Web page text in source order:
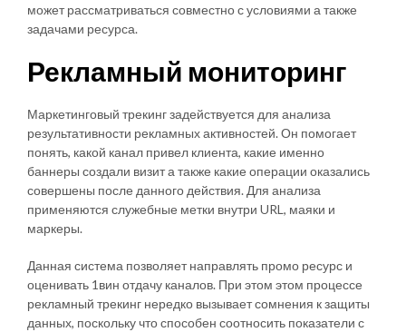
может рассматриваться совместно с условиями а также
задачами ресурса.
Рекламный мониторинг
Маркетинговый трекинг задействуется для анализа
результативности рекламных активностей. Он помогает
понять, какой канал привел клиента, какие именно
баннеры создали визит а также какие операции оказались
совершены после данного действия. Для анализа
применяются служебные метки внутри URL, маяки и
маркеры.
Данная система позволяет направлять промо ресурс и
оценивать 1вин отдачу каналов. При этом этом процессе
рекламный трекинг нередко вызывает сомнения к защиты
данных, поскольку что способен соотносить показатели с